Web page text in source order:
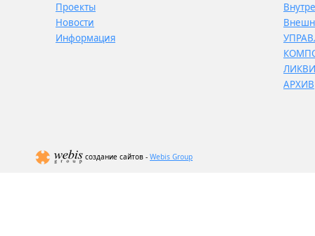
Проекты
Новости
Информация
АРХИВ
создание сайтов - Webis Group